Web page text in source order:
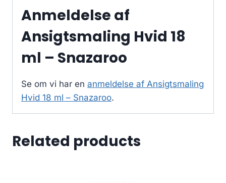
Anmeldelse af
Ansigtsmaling Hvid 18
ml – Snazaroo
Se om vi har en anmeldelse af Ansigtsmaling
Hvid 18 ml – Snazaroo.
Related products